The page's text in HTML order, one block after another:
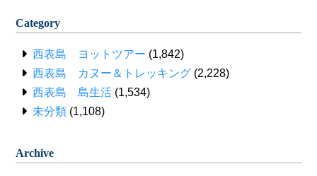
Category
西表島 ヨットツアー (1,842)
西表島 カヌー＆トレッキング (2,228)
西表島 島生活 (1,534)
未分類 (1,108)
Archive